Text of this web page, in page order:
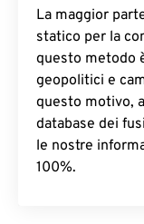
La maggior
statico per la
questo metodo
geopolitici e
questo motivo,
database dei
le nostre
100%.